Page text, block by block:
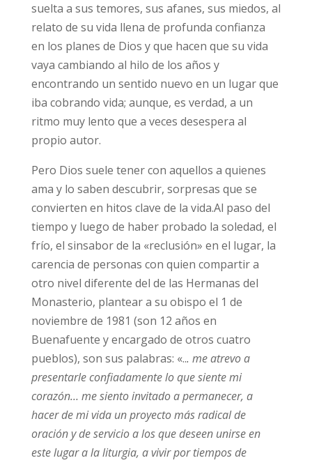
suelta a sus temores, sus afanes, sus miedos, al
relato de su vida llena de profunda confianza
en los planes de Dios y que hacen que su vida
vaya cambiando al hilo de los años y
encontrando un sentido nuevo en un lugar que
iba cobrando vida; aunque, es verdad, a un
ritmo muy lento que a veces desespera al
propio autor.
Pero Dios suele tener con aquellos a quienes
ama y lo saben descubrir, sorpresas que se
convierten en hitos clave de la vida.Al paso del
tiempo y luego de haber probado la soledad, el
frío, el sinsabor de la «reclusión» en el lugar, la
carencia de personas con quien compartir a
otro nivel diferente del de las Hermanas del
Monasterio, plantear a su obispo el 1 de
noviembre de 1981 (son 12 años en
Buenafuente y encargado de otros cuatro
pueblos), son sus palabras: «... me atrevo a
presentarle confiadamente lo que siente mi
corazón… me siento invitado a permanecer, a
hacer de mi vida un proyecto más radical de
oración y de servicio a los que deseen unirse en
este lugar a la liturgia, a vivir por tiempos de